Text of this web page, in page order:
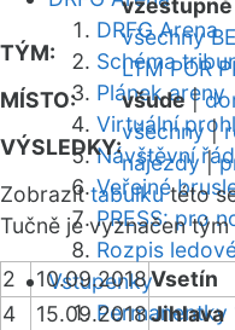
DRFG Arena
Schéma
Plánek areny
Virtuální
Návštěvní řád
Veřejné
PRESS: pro
Rozpis
Vstupenky
Permanentky
vzestupně
TÝM:
všechny
LTM POR
MÍSTO:
všude|
VÝSLEDKY:
všechny|
nájezdy|
Zobrazittabulkutéto
Tučně je vyznačen tým
2 10.09.2018Vsetín
4
15.09.2018Jihlava